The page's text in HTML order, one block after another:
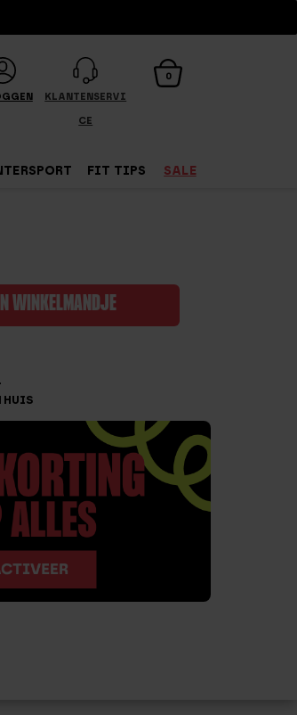
KLANTENSERVI
CE
0
FIT TIPS SALE
WINKELMANDJE
HUIS